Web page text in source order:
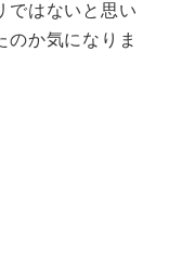
ではないと思い
のか気になりま